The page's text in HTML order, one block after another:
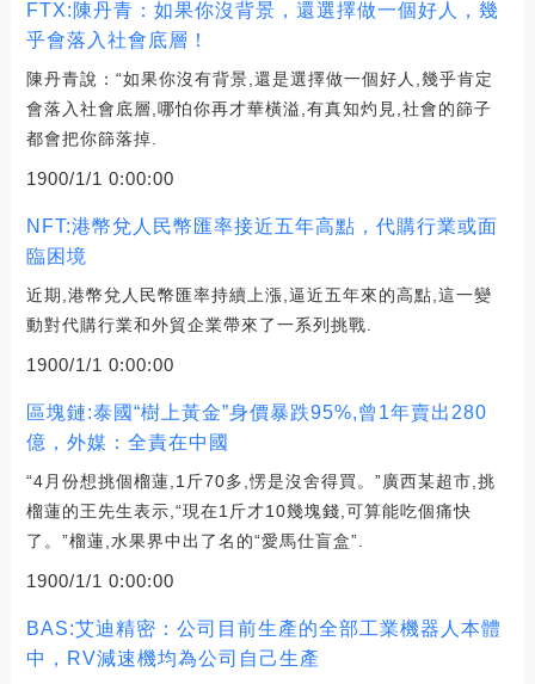
FTX:陳丹青：如果你沒背景，還選擇做一個好人，幾
乎會落入社會底層！
陳丹青說：“如果你沒有背景,還是選擇做一個好人,幾乎肯定
會落入社會底層,哪怕你再才華橫溢,有真知灼見,社會的篩子
都會把你篩落掉.
1900/1/1 0:00:00
NFT:港幣兌人民幣匯率接近五年高點，代購行業或面
臨困境
近期,港幣兌人民幣匯率持續上漲,逼近五年來的高點,這一變
動對代購行業和外貿企業帶來了一系列挑戰.
1900/1/1 0:00:00
區塊鏈:泰國“樹上黃金”身價暴跌95%,曾1年賣出280
億，外媒：全責在中國
“4月份想挑個榴蓮,1斤70多,愣是沒舍得買。”廣西某超市,挑
榴蓮的王先生表示,“現在1斤才10幾塊錢,可算能吃個痛快
了。”榴蓮,水果界中出了名的“愛馬仕盲盒”.
1900/1/1 0:00:00
BAS:艾迪精密：公司目前生產的全部工業機器人本體
中，RV減速機均為公司自己生產